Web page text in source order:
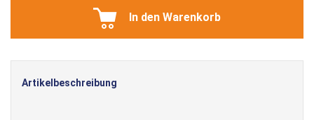
In den Warenkorb
Artikelbeschreibung